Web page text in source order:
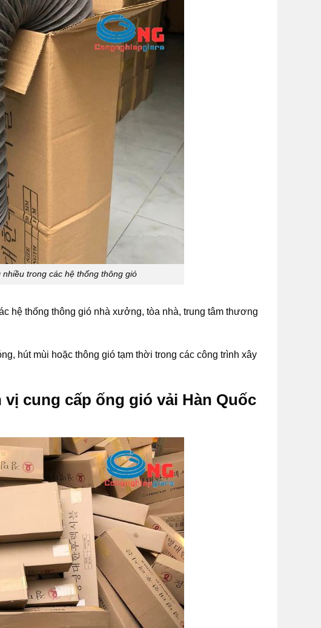
trong các hệ thống thông gió
hệ thống thông gió nhà xưởng, tòa nhà, trung tâm thương
hút mùi hoặc thông gió tạm thời trong các công trình xây
vị cung cấp ống gió vải Hàn Quốc